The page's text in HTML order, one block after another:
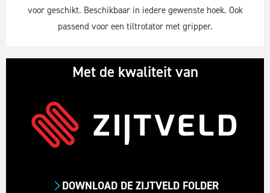
voor geschikt. Beschikbaar in iedere gewenste hoek. Ook
passend voor een tiltrotator met gripper.
Met de kwaliteit van
DOWNLOAD DE ZIJTVELD FOLDER